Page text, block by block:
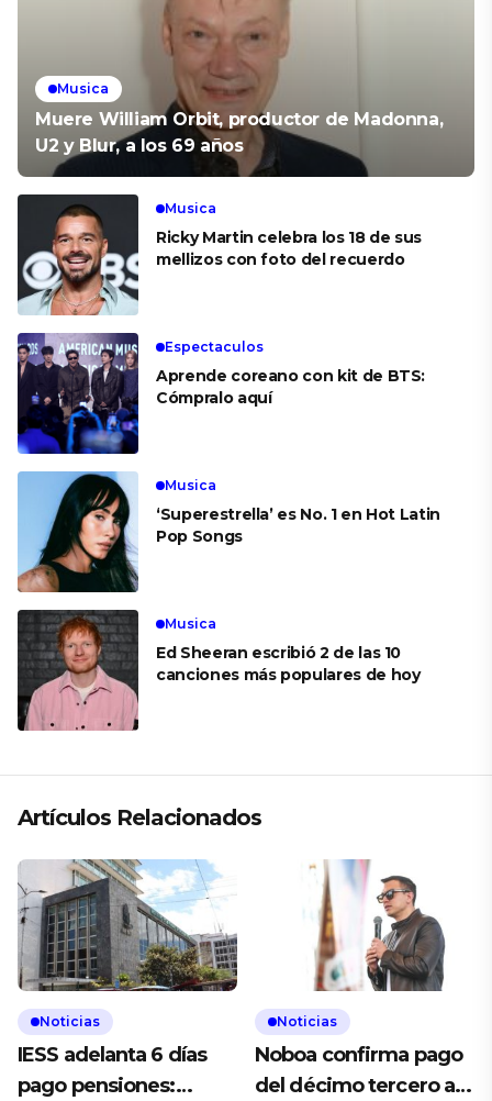
Musica
Muere William Orbit, productor de Madonna,
U2 y Blur, a los 69 años
Musica
Ricky Martin celebra los 18 de sus
mellizos con foto del recuerdo
Espectaculos
Aprende coreano con kit de BTS:
Cómpralo aquí
Musica
‘Superestrella’ es No. 1 en Hot Latin
Pop Songs
Musica
Ed Sheeran escribió 2 de las 10
canciones más populares de hoy
Artículos Relacionados
Noticias
IESS adelanta 6 días
pago pensiones:
Noticias
Noboa confirma pago
del décimo tercero al